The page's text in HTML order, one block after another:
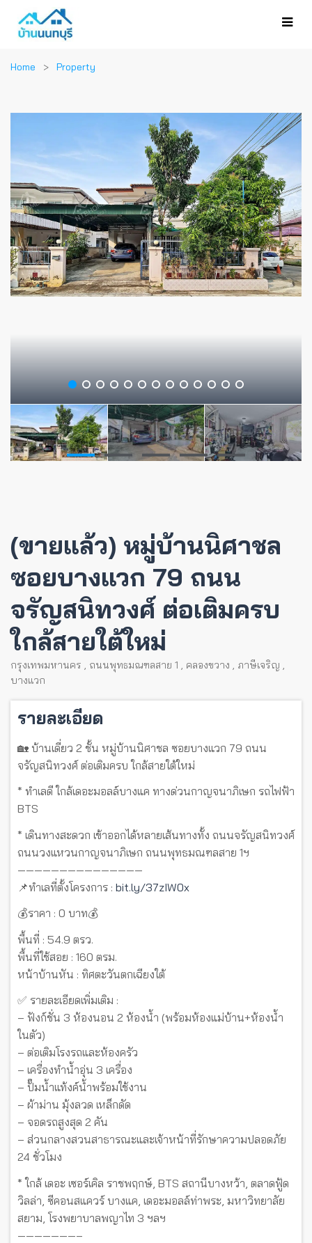
Home Property
(ขายแล้ว) หมู่บ้านนิศาชล
ซอยบางแวก 79 ถนน
จรัญสนิทวงศ์ ต่อเติมครบ
ใกล้สายใต้ใหม่
กรุงเทพมหานคร , ถนนพุทธมณฑลสาย 1 , คลองขวาง , ภาษีเจริญ ,
บางแวก
รายละเอียด
🏡 บ้านเดี่ยว 2 ชั้น หมู่บ้านนิศาชล ซอยบางแวก 79 ถนน
จรัญสนิทวงศ์ ต่อเติมครบ ใกล้สายใต้ใหม่
* ทำเลดี ใกล้เดอะมอลล์บางแค ทางด่วนกาญจนาภิเษก รถไฟฟ้า
BTS
* เดินทางสะดวก เข้าออกได้หลายเส้นทางทั้ง ถนนจรัญสนิทวงศ์
ถนนวงแหวนกาญจนาภิเษก ถนนพุทธมณฑลสาย 1ฯ
———————————————
📌ทำเลที่ตั้งโครงการ : bit.ly/37zIW0x
💰ราคา : 0 บาท💰
พื้นที่ : 54.9 ตรว.
พื้นที่ใช้สอย : 160 ตรม.
หน้าบ้านหัน : ทิศตะวันตกเฉียงใต้
✅ รายละเอียดเพิ่มเติม :
– ฟังก์ชั่น 3 ห้องนอน 2 ห้องน้ำ (พร้อมห้องแม่บ้าน+ห้องน้ำ
ในตัว)
– ต่อเติมโรงรถและห้องครัว
– เครื่องทำน้ำอุ่น 3 เครื่อง
– ปั๊มน้ำแท้งค์น้ำพร้อมใช้งาน
– ผ้าม่าน มุ้งลวด เหล็กดัด
– จอดรถสูงสุด 2 คัน
– ส่วนกลางสวนสาธารณะและเจ้าหน้าที่รักษาความปลอดภัย
24 ชั่วโมง
* ใกล้ เดอะ เซอร์เคิล ราชพฤกษ์, BTS สถานีบางหว้า, ตลาดฟู้ด
วิลล่า, ซีคอนสแควร์ บางแค, เดอะมอลล์ท่าพระ, มหาวิทยาลัย
สยาม, โรงพยาบาลพญาไท 3 ฯลฯ
———————–